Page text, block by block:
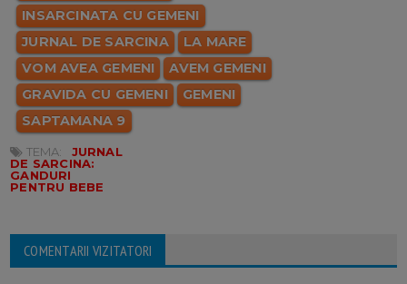
INSARCINATA CU GEMENI
JURNAL DE SARCINA
LA MARE
VOM AVEA GEMENI
AVEM GEMENI
GRAVIDA CU GEMENI
GEMENI
SAPTAMANA 9
TEMA:
JURNAL
DE SARCINA:
GANDURI
PENTRU BEBE
COMENTARII VIZITATORI